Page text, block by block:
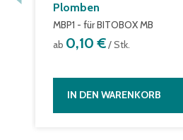
Plomben
MBP1 - für BITOBOX MB
ab 0,10 €/ Stk.
IN DEN WARENKORB